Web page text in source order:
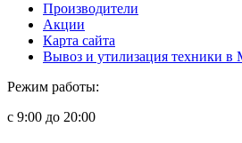
Производители
Акции
Карта сайта
Вывоз и утилизация техники в
Режим работы:
с 9:00 до 20:00